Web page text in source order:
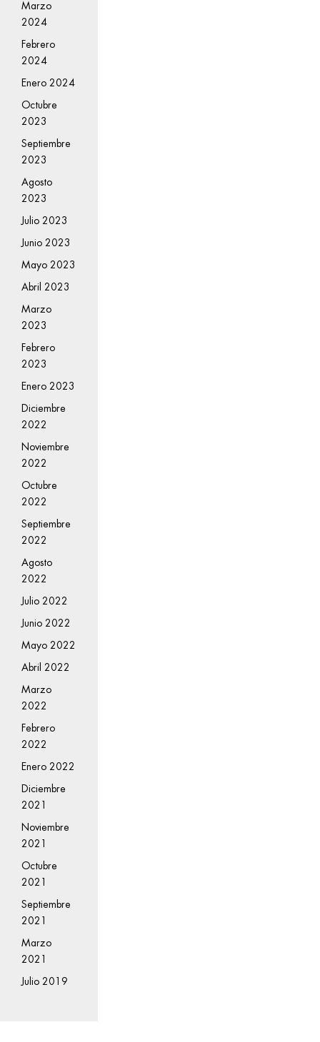
Marzo
2024
Febrero
2024
Enero 2024
Octubre
2023
Septiembre
2023
Agosto
2023
Julio 2023
Junio 2023
Mayo 2023
Abril 2023
Marzo
2023
Febrero
2023
Enero 2023
Diciembre
2022
Noviembre
2022
Octubre
2022
Septiembre
2022
Agosto
2022
Julio 2022
Junio 2022
Mayo 2022
Abril 2022
Marzo
2022
Febrero
2022
Enero 2022
Diciembre
2021
Noviembre
2021
Octubre
2021
Septiembre
2021
Marzo
2021
Julio 2019